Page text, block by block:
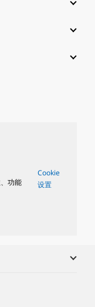
功能
Cookie
设置